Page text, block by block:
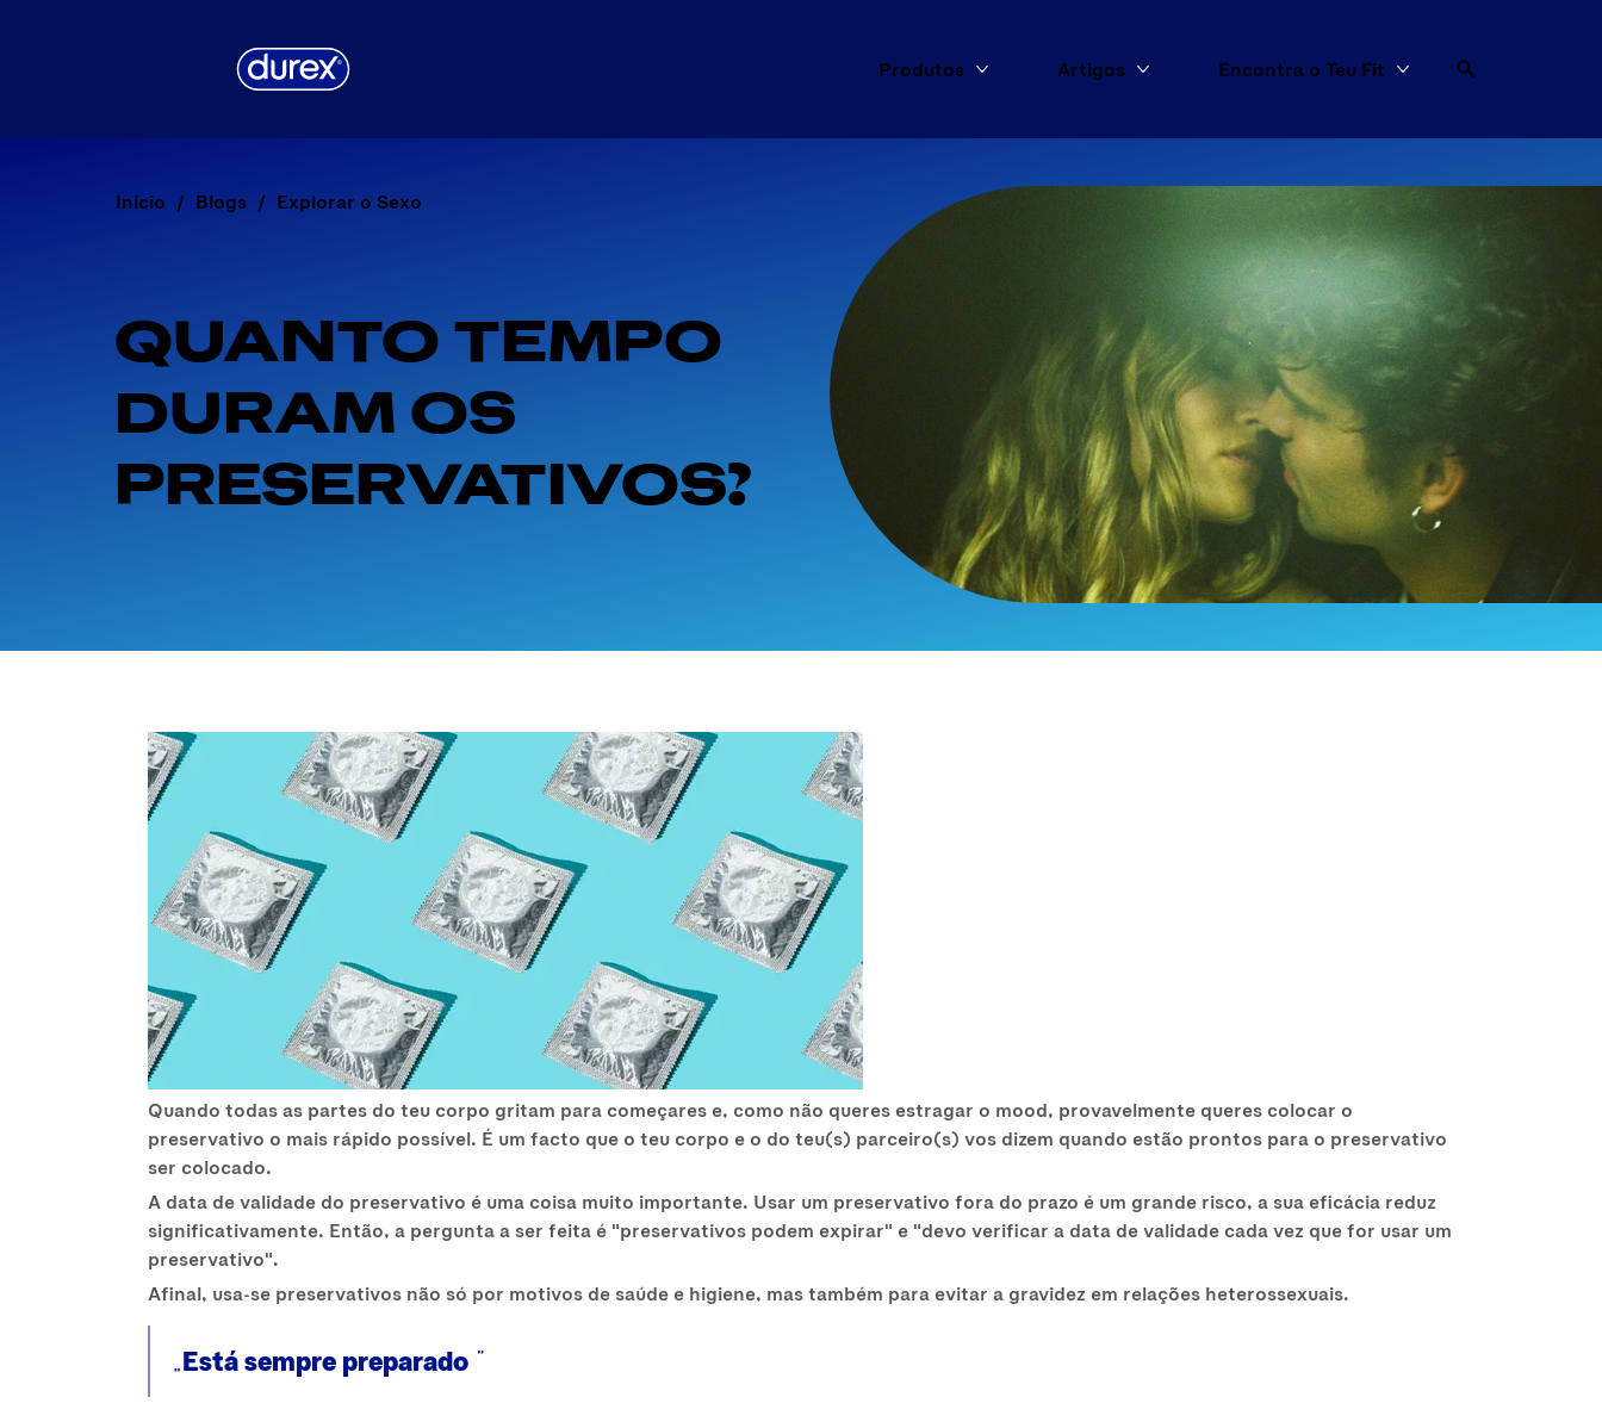
Produtos Mais Produtos
Artigos Mais ArtigosEncontra o Teu Fit Mais Encontra o Teu
Início Blogs Explorar o Sexo
QUANTO TEMPO
DURAM OS
PRESERVATIVOS?
Quando todas as partes do teu corpo gritam para começares e, como não queres estragar o mood, provavelmente queres colocar o
preservativo o mais rápido possível. É um facto que o teu corpo e o do teu(s) parceiro(s) vos dizem quando estão prontos para o preservativo
ser colocado.
A data de validade do preservativo é uma coisa muito importante. Usar um preservativo fora do prazo é um grande risco, a sua eficácia reduz
significativamente. Então, a pergunta a ser feita é "preservativos podem expirar" e "devo verificar a data de validade cada vez que for usar um
preservativo".
Afinal, usa-se preservativos não só por motivos de saúde e higiene, mas também para evitar a gravidez em relações heterossexuais.
Está sempre preparado